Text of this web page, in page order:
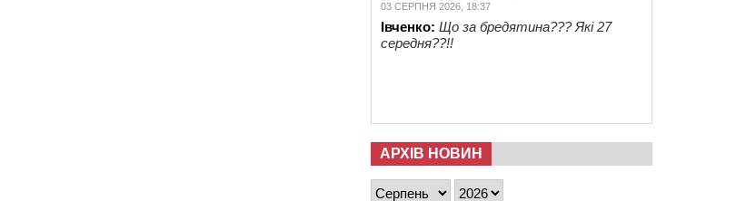
03 СЕРПНЯ 2026, 18:37
Івченко: Що за бредятина??? Які 27
середня??!!
АРХІВ НОВИН